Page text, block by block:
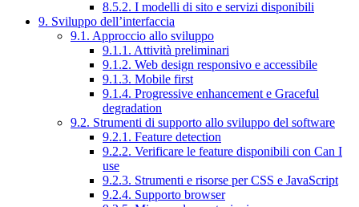
8.5.2. I modelli di sito e servizi disponibili
9. Sviluppo dell’interfaccia
9.1. Approccio allo sviluppo
9.1.1. Attività preliminari
9.1.2. Web design responsivo e accessibile
9.1.3. Mobile first
9.1.4. Progressive enhancement e Graceful
degradation
9.2. Strumenti di supporto allo sviluppo del software
9.2.1. Feature detection
9.2.2. Verificare le feature disponibili con Can I
use
9.2.3. Strumenti e risorse per CSS e JavaScript
9.2.4. Supporto browser